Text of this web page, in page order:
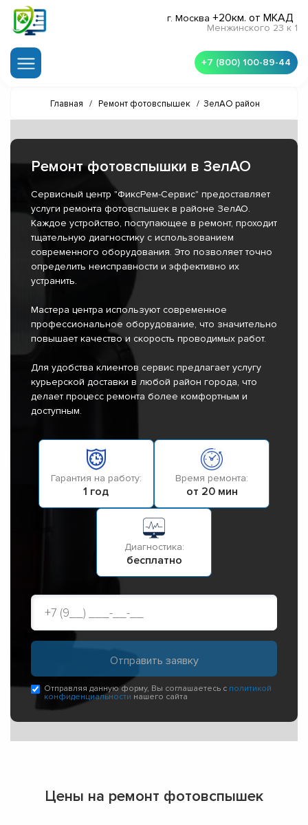
г. Москва +20км. от МКАД
Менжинского 23 к 1
+7 (800) 100-89-44
Главная / Ремонт фотовспышек / ЗелАО район
Ремонт фотовспышки в ЗелАО
Сервисный центр "ФиксРем-Сервис" предоставляет
услуги ремонта фотовспышек в районе ЗелАО.
Каждое устройство, поступающее в ремонт, проходит
тщательную диагностику с использованием
современного оборудования. Это позволяет точно
определить неисправности и эффективно их
устранить.
Мастера центра используют современное
профессиональное оборудование, что значительно
повышает качество и скорость проводимых работ.
Для удобства клиентов сервис предлагает услугу
курьерской доставки в любой район города, что
делает процесс ремонта более комфортным и
доступным.
Гарантия на работу:
1 год
Время ремонта:
от 20 мин
Диагностика:
бесплатно
Отправляя данную форму, Вы соглашаетесь с политикой
конфиденциальности нашего сайта
Цены на ремонт фотовспышек